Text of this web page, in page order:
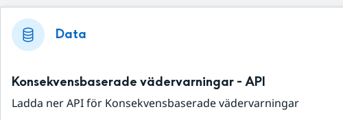
Data
Konsekvensbaserade vädervarningar - API
Ladda ner API för Konsekvensbaserade vädervarningar